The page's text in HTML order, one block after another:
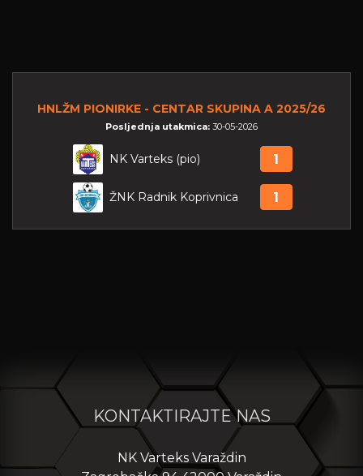
HNLŽM PIONIRKE - CENTAR SKUPINA A 2025/26
Posljednja utakmica: 30-05-2026
NK Varteks (pio) 1
ŽNK Radnik Koprivnica 1
KONTAKTIRAJTE NAS
NK Varteks Varaždin